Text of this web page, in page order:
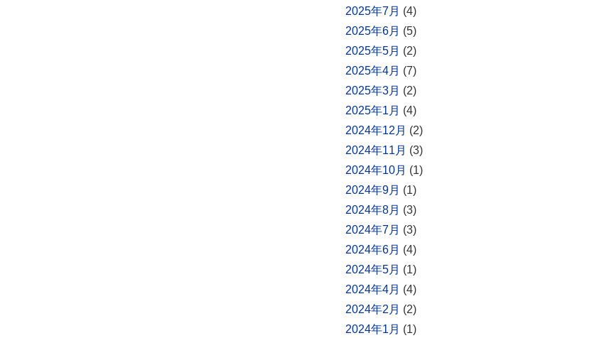
2025年7月 (4)
2025年6月 (5)
2025年5月 (2)
2025年4月 (7)
2025年3月 (2)
2025年1月 (4)
2024年12月 (2)
2024年11月 (3)
2024年10月 (1)
2024年9月 (1)
2024年8月 (3)
2024年7月 (3)
2024年6月 (4)
2024年5月 (1)
2024年4月 (4)
2024年2月 (2)
2024年1月 (1)